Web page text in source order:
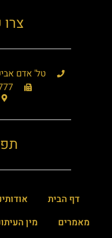
טל' אדם אבישר: 054-
דף הבית
מאמרים
מין